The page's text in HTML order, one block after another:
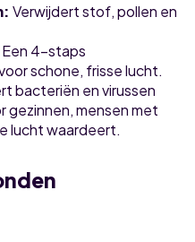
Verwijdert stof, pollen en
Een 4-staps
schone, frisse lucht.
bacteriën en virussen
mensen met
lucht waardeert.